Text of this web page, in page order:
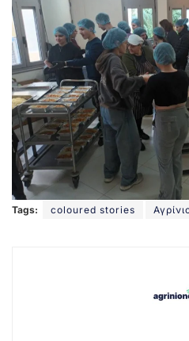
Tags: coloured stories